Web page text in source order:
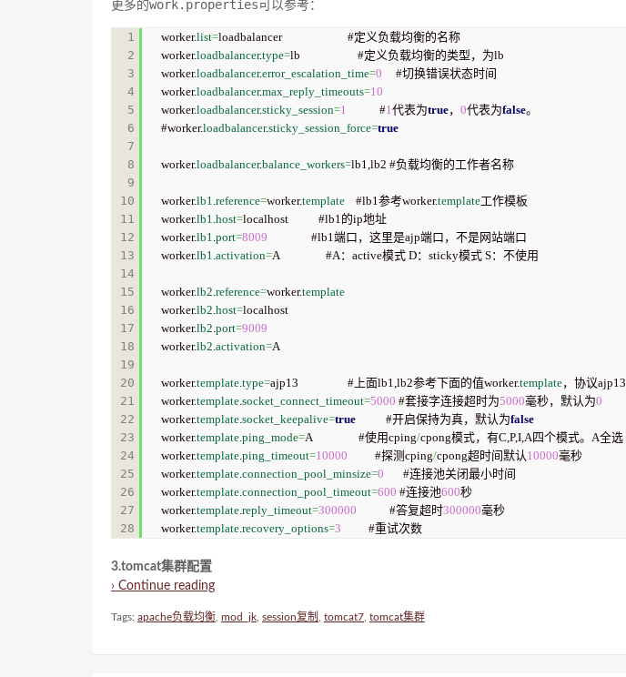
1
2
3
4
5
6
7
8
9
10
11
12
13
14
15
16
17
18
19
20
21
22
23
24
25
26
27
worker.list=loadbalancer                        #定义负载均衡的名称
worker.loadbalancer.type=lb                     #定义负载均衡的类型，为lb
worker.loadbalancer.error_escalation_time=0
     #切换错误状态时间
worker.loadbalancer.max_reply_timeouts=10
worker.loadbalancer.sticky_session=1
            #
1代表为true， 0代表为false。
#worker.loadbalancer.sticky_session_force=true
worker.loadbalancer.balance_workers=lb1,lb2 #负载均衡的工作者名称
worker.lb1.reference=worker.template
    #lb1参考worker.
template工作模板
worker.lb1.host=localhost           #lb1的ip地址
worker.lb1.port=8009
                #lb1端口，这里是ajp端口，不是网站端口
worker.lb1.activation=A                 #A：active模式 D：sticky模式 S：不使用
worker.lb2.reference=worker.template
worker.lb2.host=localhost
worker.lb2.port=9009
worker.lb2.activation=A
worker.template.type=ajp13                  #上面lb1,lb2参考下面的值worker.template，协议ajp13
worker.template.socket_connect_timeout=5000 #套接字连接超时为5000毫秒，默认为0
worker.template.socket_keepalive=true
           #开启保持为真，默认为
false
worker.template.ping_mode=A                 #使用cping/cpong模式，有C,P,I,A四个模式。A全选
worker.template.ping_timeout=10000
          #探测cping
/cpong超时间默认10000毫秒
worker.template.connection_pool_minsize=0
       #连接池关闭最小时间
worker.template.connection_pool_timeout=600 #连接池600秒
worker.template.reply_timeout=300000
            #答复超时
300000毫秒
worker.template.recovery_options=3
          #重试次数
3.tomcat集群配置
› Continue reading
Tags: apache负载均衡 mod_jk session复制 tomcat7 tomcat集群